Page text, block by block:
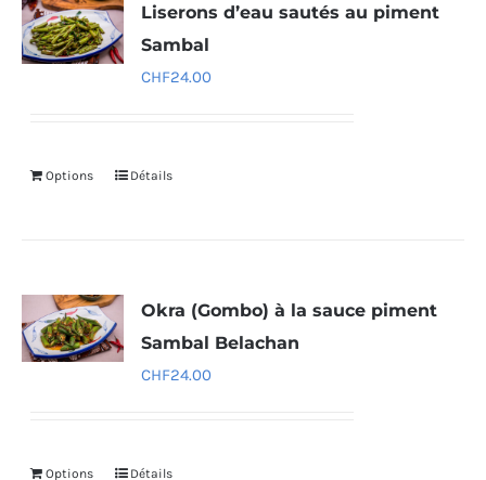
Liserons d’eau sautés au piment
Sambal
CHF24.00
Options Détails
Okra (Gombo) à la sauce piment
Sambal Belachan
CHF24.00
Options Détails